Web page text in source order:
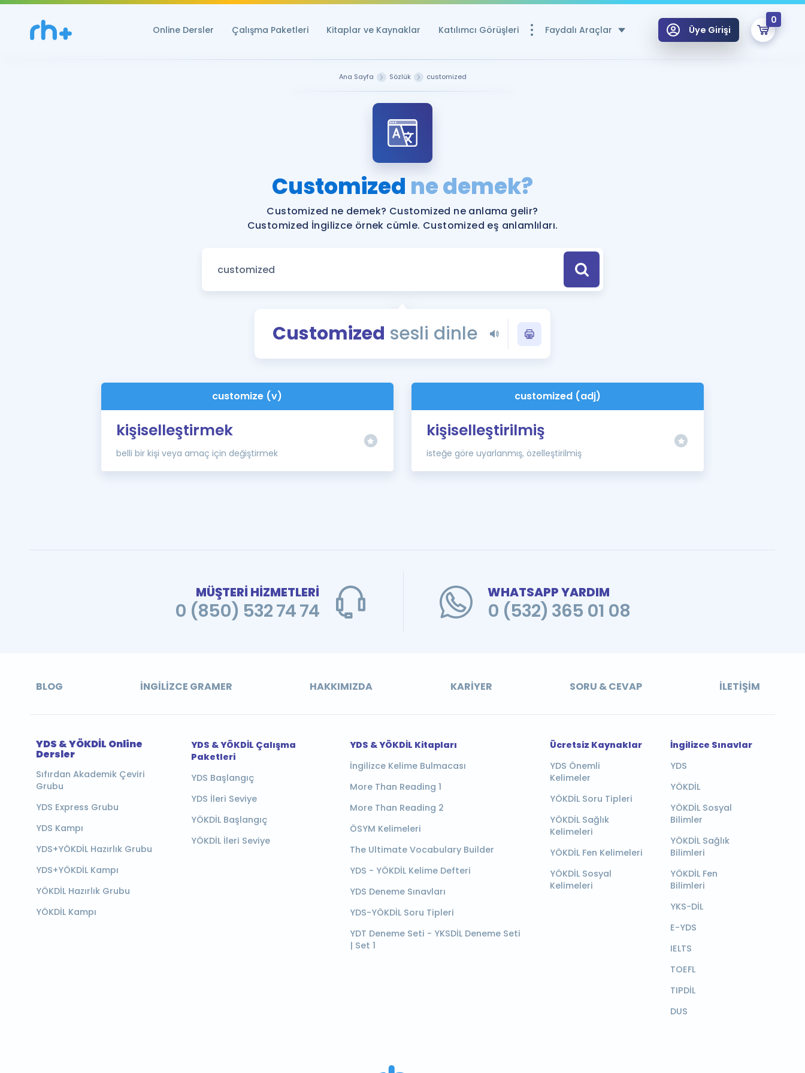
Online Dersler Çalışma Paketleri Kitaplar ve Kaynaklar Katılımcı Görüşleri Faydalı Araçlar
Ücretsiz Kaynaklar
YDS ve YÖKDİL Puan Hesaplama Aracı
YDS ve YÖKDİL'e Hazırlananlar için Öneriler
Tüm ÖSYM Sınavları Tek Takvimde
Blog
YDS - YÖKDİL Tüm Sınavlarla İlgili Haberler
İngilizce Gramer
Üye Girişi
0
Remzi Hoca ile seni sınava hazırlayacak onlarca eğitim seni bekliyor!
Ana Sayfa Sözlük customized
Customized ne demek?
Customized ne demek? Customized ne anlama gelir?
Customized İngilizce örnek cümle. Customized eş anlamlıları.
Customized sesli dinle
customize (v)
kişiselleştirmek
belli bir kişi veya amaç için değiştirmek
customized (adj)
kişiselleştirilmiş
isteğe göre uyarlanmış, özelleştirilmiş
MÜŞTERİ HİZMETLERİ
0 (850) 532 74 74
WHATSAPP YARDIM
0 (532) 365 01 08
BLOG İNGILIZCE GRAMER HAKKIMIZDA KARIYER SORU & CEVAP İLETIŞIM
YDS & YÖKDİL Online
Dersler
Sıfırdan Akademik Çeviri
Grubu
YDS Express Grubu
YDS Kampı
YDS+YÖKDİL Hazırlık Grubu
YDS+YÖKDİL Kampı
YÖKDİL Hazırlık Grubu
YÖKDİL Kampı
YDS & YÖKDİL Çalışma
Paketleri
YDS Başlangıç
YDS İleri Seviye
YÖKDİL Başlangıç
YÖKDİL İleri Seviye
YDS & YÖKDİL Kitapları
İngilizce Kelime Bulmacası
More Than Reading 1
More Than Reading 2
ÖSYM Kelimeleri
The Ultimate Vocabulary Builder
YDS - YÖKDİL Kelime Defteri
YDS Deneme Sınavları
YDS-YÖKDİL Soru Tipleri
YDT Deneme Seti - YKSDİL Deneme Seti
| Set 1
Ücretsiz Kaynaklar
YDS Önemli
Kelimeler
YÖKDİL Soru Tipleri
YÖKDİL Sağlık
Kelimeleri
YÖKDİL Fen Kelimeleri
YÖKDİL Sosyal
Kelimeleri
İngilizce Sınavlar
YDS
YÖKDİL
YÖKDİL Sosyal
Bilimler
YÖKDİL Sağlık
Bilimleri
YÖKDİL Fen
Bilimleri
YKS-DİL
E-YDS
IELTS
TOEFL
TIPDİL
DUS